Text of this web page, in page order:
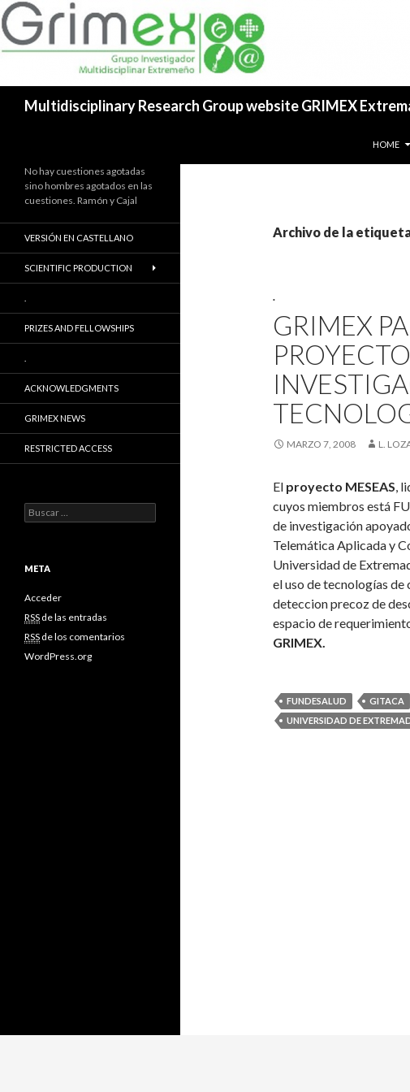
Multidisciplinary Research Group website GRIMEX
HOME
Archivo de la
.
GRIMEX
MARZO 7, 2008 L.
El proyecto MESEAS,
cuyos miembros está
de investigación
Telemática Aplicada y
Universidad de
el uso de tecnologías
deteccion precoz de
espacio de
GRIMEX.
FUNDESALUD GITACA
UNIVERSIDAD DE
No hay cuestiones agotadas
sino hombres agotados en las
cuestiones. Ramón y Cajal
VERSIÓN EN CASTELLANO
SCIENTIFIC PRODUCTION
PRIZES AND FELLOWSHIPS
ACKNOWLEDGMENTS
GRIMEX NEWS
RESTRICTED ACCESS
B
u
a
:
META
Acceder
RSS de las entradas
RSS de los comentarios
WordPress.org